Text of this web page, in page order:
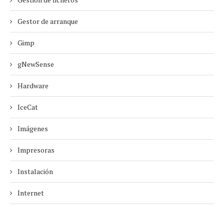
Gestor de arranque
Gimp
gNewSense
Hardware
IceCat
Imágenes
Impresoras
Instalación
Internet